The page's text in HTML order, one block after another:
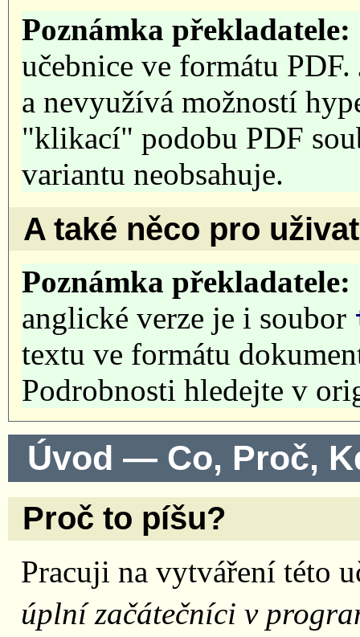
Poznámka překladatele:
učebnice ve formátu
a nevyužívá možností
"klikací" podobu PDF
variantu neobsahuje.
A také něco pro
Poznámka překladatele:
anglické verze je i soubor
textu ve formátu
Podrobnosti hledejte v
Úvod — Co, Proč,
Proč to píšu?
Pracuji na vytváření této
úplní začátečníci v